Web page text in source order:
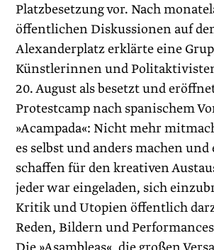
Platzbesetzung vor. Nach
öffentlichen Diskussionen auf
Alexanderplatz erklärte eine
Künstlerinnen und
20. August als besetzt und
Protestcamp nach spanischem
»Acampada«: Nicht mehr
es selbst und anders machen
schaffen für den kreativen
jeder war eingeladen, sich
Kritik und Utopien öffentlich
Reden, Bildern und